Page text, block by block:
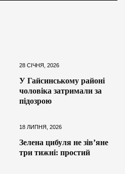
28 СІЧНЯ, 2026
У Гайсинському районі
чоловіка затримали за
підозрою
18 ЛИПНЯ, 2026
Зелена цибуля не зів’яне
три тижні: простий